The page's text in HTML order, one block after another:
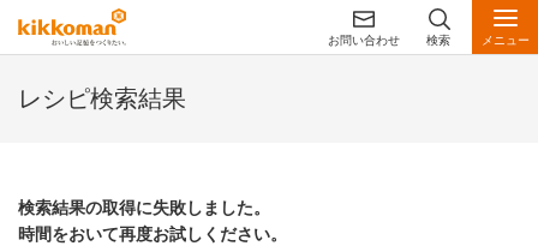
お問い合わせ 検索 メニュー
レシピ検索結果
検索結果の取得に失敗しました。
時間をおいて再度お試しください。